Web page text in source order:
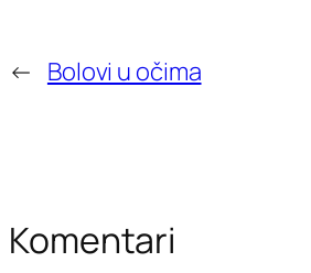
← Bolovi u očima
Komentari